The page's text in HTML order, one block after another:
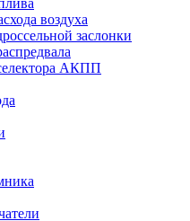
воздуха
заслонки
АКПП